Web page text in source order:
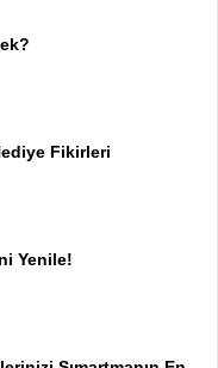
Fikirleri
Yenile!